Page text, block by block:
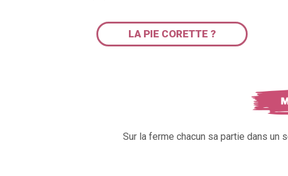
LA PIE CORETTE ?
Sur la ferme chacun sa partie dans